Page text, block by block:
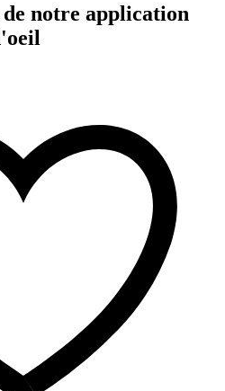
de notre application